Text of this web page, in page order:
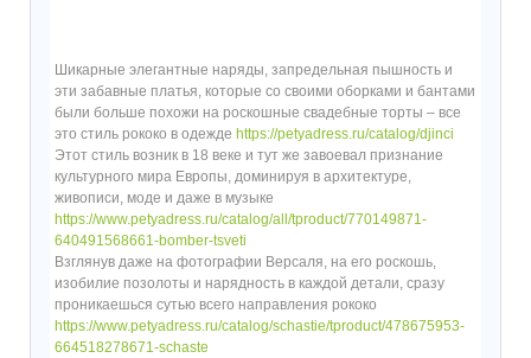
Шикарные элегантные наряды, запредельная пышность и
эти забавные платья, которые со своими оборками и бантами
были больше похожи на роскошные свадебные торты – все
это стиль рококо в одежде https://petyadress.ru/catalog/djinci
Этот стиль возник в 18 веке и тут же завоевал признание
культурного мира Европы, доминируя в архитектуре,
живописи, моде и даже в музыке
https://www.petyadress.ru/catalog/all/tproduct/770149871-
640491568661-bomber-tsveti
Взглянув даже на фотографии Версаля, на его роскошь,
изобилие позолоты и нарядность в каждой детали, сразу
проникаешься сутью всего направления рококо
https://www.petyadress.ru/catalog/schastie/tproduct/478675953-
664518278671-schaste